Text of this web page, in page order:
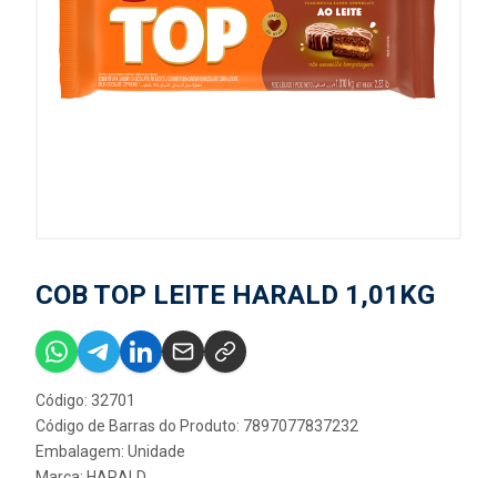
COB TOP LEITE HARALD 1,01KG
Código: 32701
Código de Barras do Produto: 7897077837232
Embalagem: Unidade